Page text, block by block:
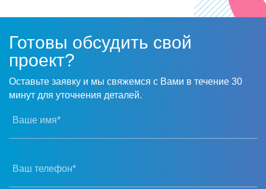
Готовы обсудить свой
проект?
Оставьте заявку и мы свяжемся с Вами в течение 30
минут для уточнения деталей.
Ваше имя*
Ваш телефон*